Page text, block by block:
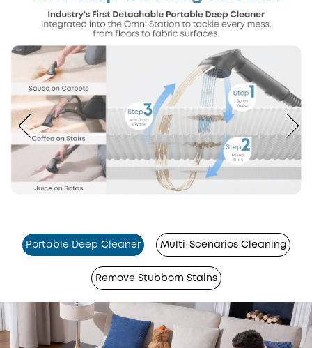
Portable Deep Cleaner Multi-Scenarios Cleaning
Remove Stubborn Stains